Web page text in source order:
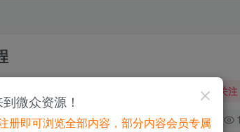
关注
0
微众资源！
册即可浏览全部内容，部分内容会员专属